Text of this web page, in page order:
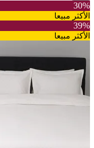
30%
الأكثر مبيعا
39%
الأكثر مبيعا